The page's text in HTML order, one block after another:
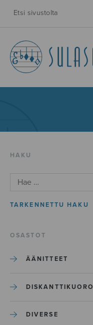
HAKU
TARKENNETTU HAKU
OSASTOT
ÄÄNITTEET
DISKANTTIKUORO
DIVERSE